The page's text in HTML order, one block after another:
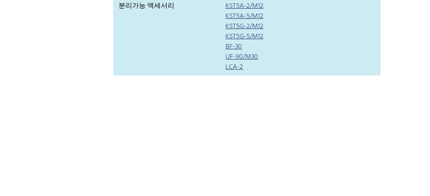
분리가능 액세서리
KST5A-2/M12
KST5A-5/M12
KST5G-2/M12
KST5G-5/M12
BF-30
UF-90/M30
LCA-2